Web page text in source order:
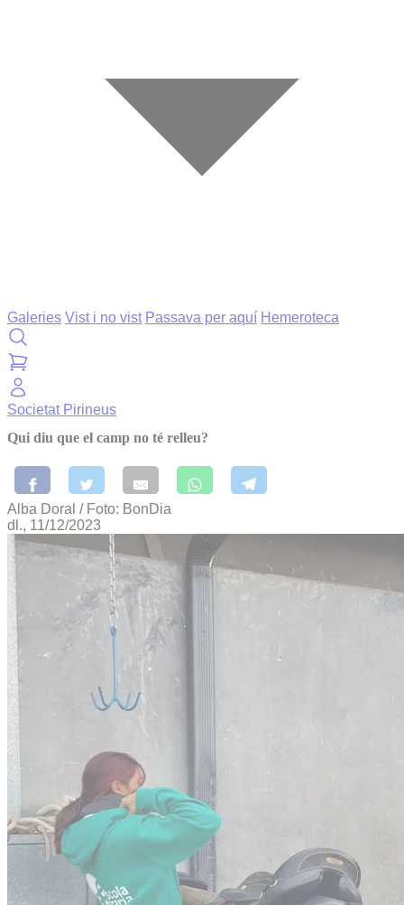
Galeries Vist i no vist Passava per aquí Hemeroteca
Societat Pirineus
Qui diu que el camp no té relleu?
Alba Doral / Foto: BonDia
dl., 11/12/2023